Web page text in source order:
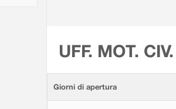
UFF. MOT.
Giorni di apertura